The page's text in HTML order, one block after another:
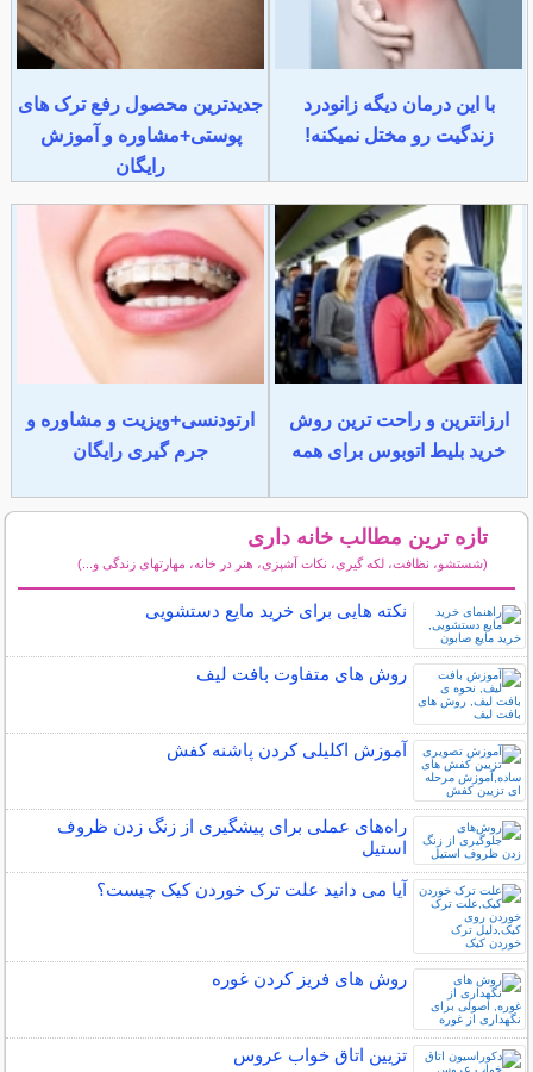
با این درمان دیگه زانودرد
زندگیت رو مختل نمیکنه!
جدیدترین محصول رفع ترک های
پوستی+مشاوره و آموزش
رایگان
ارزانترین و راحت ترین روش
خرید بلیط اتوبوس برای همه
ارتودنسی+ویزیت و مشاوره و
جرم گیری رایگان
تازه ترین مطالب خانه داری
(شستشو، نظافت، لکه گیری، نکات آشپزی، هنر در خانه، مهارتهای زندگی و...)
نکته هایی برای خرید مایع دستشویی
روش های متفاوت بافت لیف
آموزش اکلیلی کردن پاشنه کفش
راه‌های عملی برای پیشگیری از زنگ زدن ظروف
استیل
آیا می دانید علت ترک خوردن کیک چیست؟
روش های فریز کردن غوره
تزیین اتاق خواب عروس